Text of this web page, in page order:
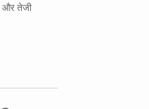
और तेजी